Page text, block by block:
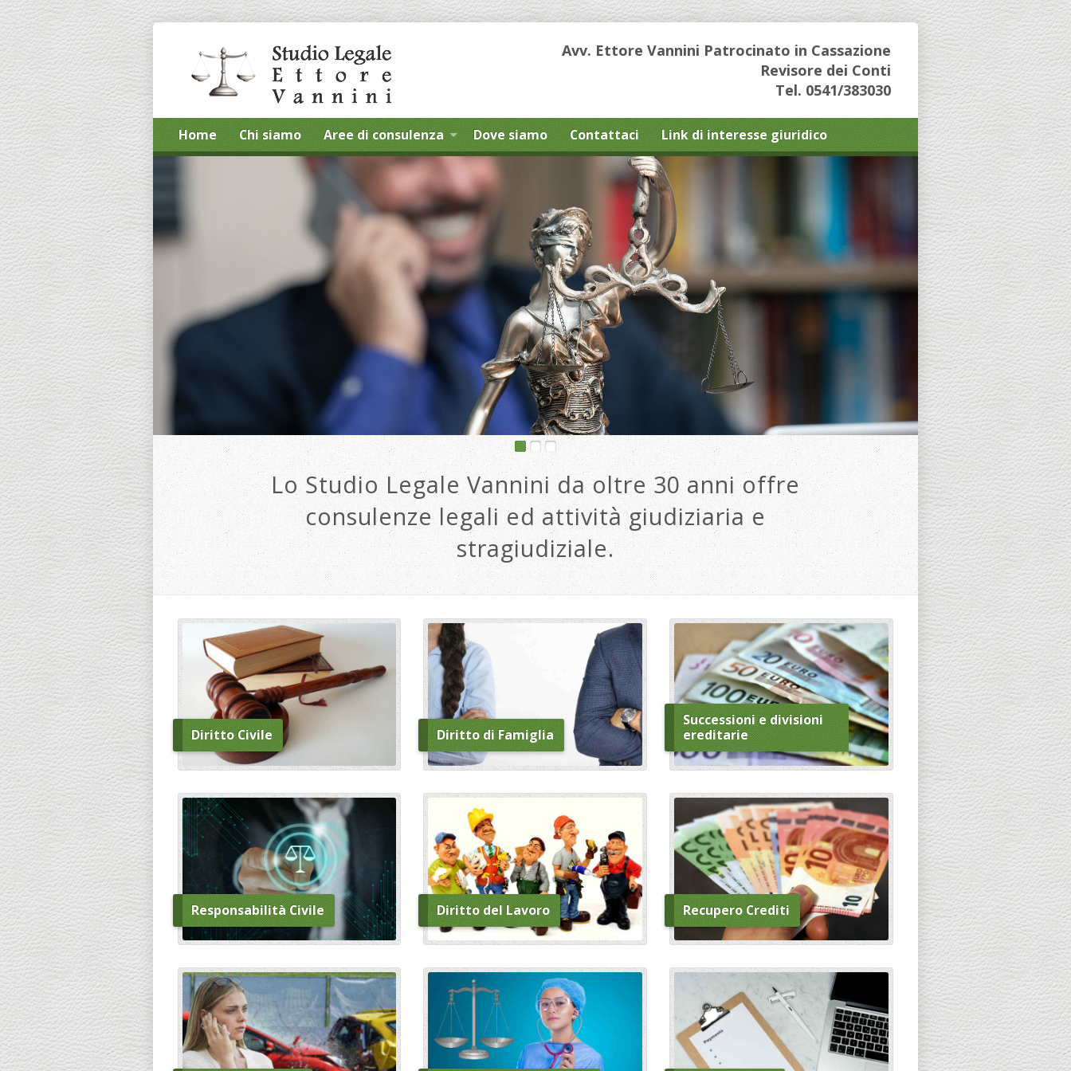
Avv. Ettore Vannini Patrocinato in Cassazione
Revisore dei Conti
Tel. 0541/383030
Home Chi siamo Aree di consulenza Dove siamo Contattaci Link di interesse giuridico
Lo Studio Legale Vannini da oltre 30 anni offre
consulenze legali ed attività giudiziaria e
stragiudiziale.
Diritto Civile Diritto di Famiglia
Successioni e divisioni
ereditarie
Responsabilità Civile Diritto del Lavoro Recupero Crediti